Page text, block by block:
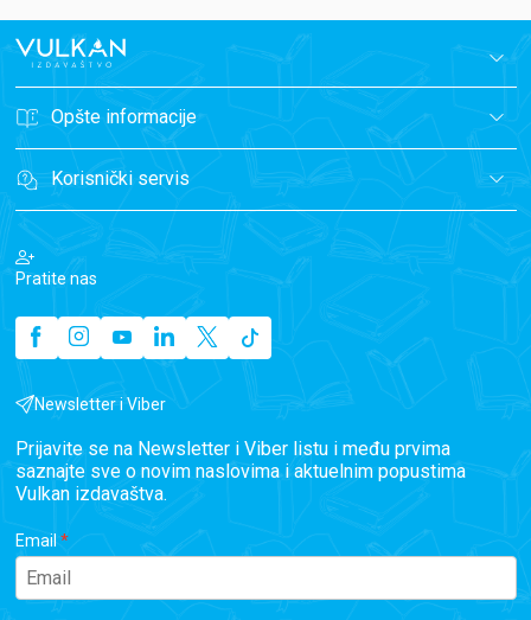
Opšte informacije
Korisnički servis
Pratite nas
Newsletter i Viber
Prijavite se na Newsletter i Viber listu i među prvima
saznajte sve o novim naslovima i aktuelnim popustima
Vulkan izdavaštva.
Email